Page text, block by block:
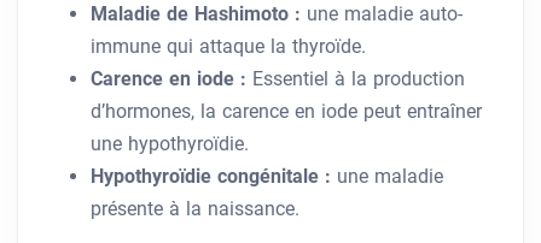
Maladie de Hashimoto : une maladie auto-
immune qui attaque la thyroïde.
Carence en iode : Essentiel à la production
d’hormones, la carence en iode peut entraîner
une hypothyroïdie.
Hypothyroïdie congénitale : une maladie
présente à la naissance.